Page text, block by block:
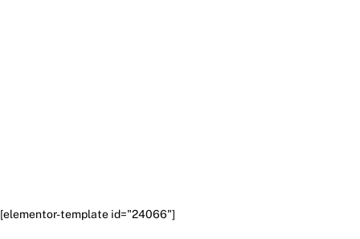
[elementor-template id="24066"]